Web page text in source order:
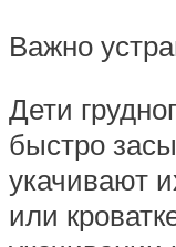
Важно
Дети
быстро
укачивают
или